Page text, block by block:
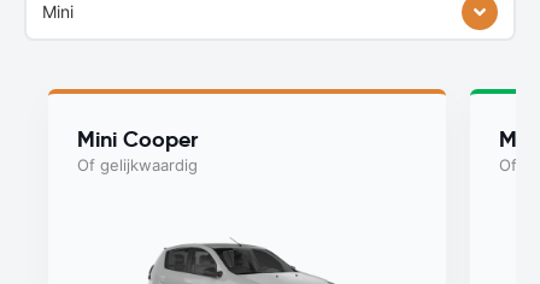
Mini
Mini Cooper
Of gelijkwaardig Of